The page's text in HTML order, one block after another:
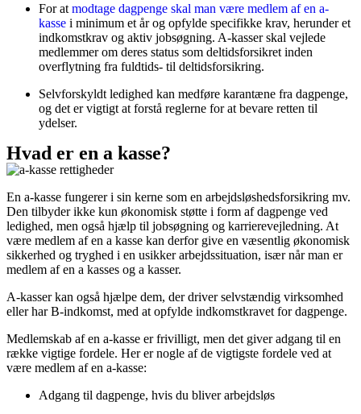
For at modtage dagpenge skal man være medlem af en a-
kasse i minimum et år og opfylde specifikke krav, herunder et
indkomstkrav og aktiv jobsøgning. A-kasser skal vejlede
medlemmer om deres status som deltidsforsikret inden
overflytning fra fuldtids- til deltidsforsikring.
Selvforskyldt ledighed kan medføre karantæne fra dagpenge,
og det er vigtigt at forstå reglerne for at bevare retten til
ydelser.
Hvad er en a kasse?
En a-kasse fungerer i sin kerne som en arbejdsløshedsforsikring mv.
Den tilbyder ikke kun økonomisk støtte i form af dagpenge ved
ledighed, men også hjælp til jobsøgning og karrierevejledning. At
være medlem af en a kasse kan derfor give en væsentlig økonomisk
sikkerhed og tryghed i en usikker arbejdssituation, især når man er
medlem af en a kasses og a kasser.
A-kasser kan også hjælpe dem, der driver selvstændig virksomhed
eller har B-indkomst, med at opfylde indkomstkravet for dagpenge.
Medlemskab af en a-kasse er frivilligt, men det giver adgang til en
række vigtige fordele. Her er nogle af de vigtigste fordele ved at
være medlem af en a-kasse:
Adgang til dagpenge, hvis du bliver arbejdsløs